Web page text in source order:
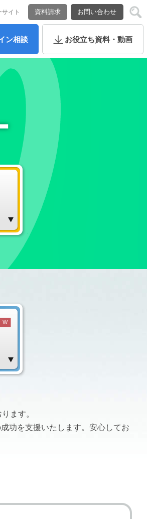
イト 資料請求 お問い合わせ
ン相談 お役立ち資料・動画
ます。
功を支援いたします。安心してお